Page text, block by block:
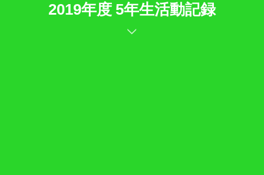
2019年度 5年生活動記録